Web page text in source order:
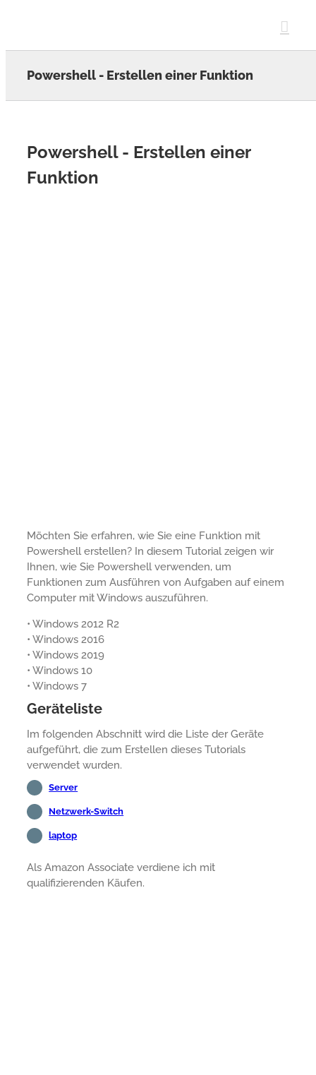
Powershell - Erstellen einer Funktion
Powershell - Erstellen einer
Funktion
Möchten Sie erfahren, wie Sie eine Funktion mit
Powershell erstellen? In diesem Tutorial zeigen wir
Ihnen, wie Sie Powershell verwenden, um
Funktionen zum Ausführen von Aufgaben auf einem
Computer mit Windows auszuführen.
• Windows 2012 R2
• Windows 2016
• Windows 2019
• Windows 10
• Windows 7
Geräteliste
Im folgenden Abschnitt wird die Liste der Geräte
aufgeführt, die zum Erstellen dieses Tutorials
verwendet wurden.
Server
Netzwerk-Switch
laptop
Als Amazon Associate verdiene ich mit
qualifizierenden Käufen.